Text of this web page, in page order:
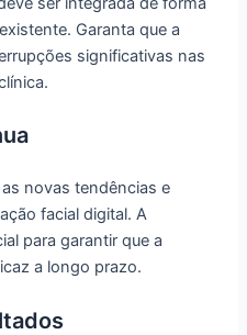
Garanta que a
significativas nas
novas tendências e
facial digital. A
para garantir que a
a longo prazo.